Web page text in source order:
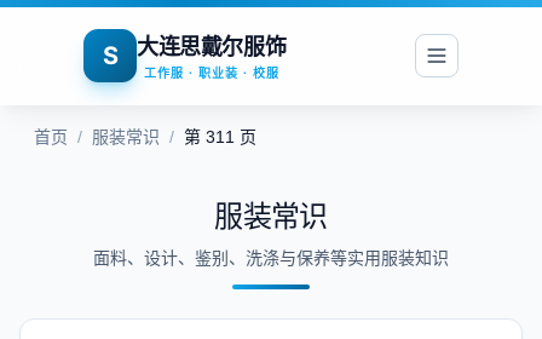
S 大连思戴尔服饰
工作服 · 职业装 · 校服
首页 / 服装常识 / 第 311 页
服装常识
面料、设计、鉴别、洗涤与保养等实用服装知识